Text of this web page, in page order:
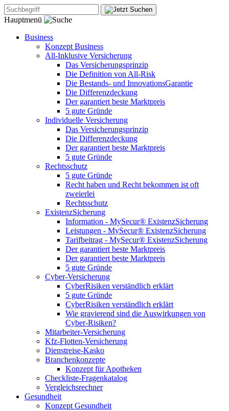
Hauptmenü
Business
Konzept Business
All-Inklusive Versicherung
Das Versicherungsprinzip
Die Definition von All-Risk
Die Bestands- und InnovationsGarantie
Die Differenzdeckung
Der garantiert beste Marktpreis
5 gute Gründe
Individuelle Versicherung
Das Versicherungsprinzip
Die Differenzdeckung
Der garantiert beste Marktpreis
5 gute Gründe
Rechtsschutz
5 gute Gründe
Recht haben und Recht bekommen ist oft
zweierlei
Rechtsschutz
ExistenzSicherung
Information - MySecur® ExistenzSicherung
Leistungen - MySecur® ExistenzSicherung
Tarifbeitrag - MySecur® ExistenzSicherung
Der garantiert beste Marktpreis
Der garantiert beste Marktpreis
5 gute Gründe
Cyber-Versicherung
CyberRisiken verständlich erklärt
5 gute Gründe
CyberRisiken verständlich erklärt
Wie gravierend sind die Auswirkungen von
Cyber-Risiken?
Mitarbeiter-Versicherung
Kfz-Flotten-Versicherung
Dienstreise-Kasko
Branchenkonzepte
Konzept für Apotheken
Checkliste-Fragenkatalog
Vergleichsrechner
Gesundheit
Konzept Gesundheit